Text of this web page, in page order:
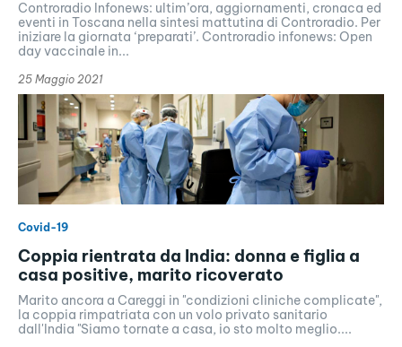
Controradio Infonews: ultim’ora, aggiornamenti, cronaca ed
eventi in Toscana nella sintesi mattutina di Controradio. Per
iniziare la giornata ‘preparati’. Controradio infonews: Open
day vaccinale in...
25 Maggio 2021
Covid-19
Coppia rientrata da India: donna e figlia a
casa positive, marito ricoverato
Marito ancora a Careggi in "condizioni cliniche complicate",
la coppia rimpatriata con un volo privato sanitario
dall'India "Siamo tornate a casa, io sto molto meglio....